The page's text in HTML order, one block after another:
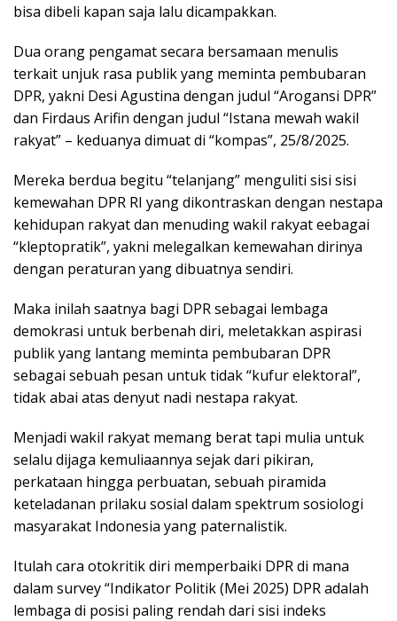
bisa dibeli kapan saja lalu dicampakkan.
Dua orang pengamat secara bersamaan menulis
terkait unjuk rasa publik yang meminta pembubaran
DPR, yakni Desi Agustina dengan judul “Arogansi DPR”
dan Firdaus Arifin dengan judul “Istana mewah wakil
rakyat” – keduanya dimuat di “kompas”, 25/8/2025.
Mereka berdua begitu “telanjang” menguliti sisi sisi
kemewahan DPR RI yang dikontraskan dengan nestapa
kehidupan rakyat dan menuding wakil rakyat eebagai
“kleptopratik”, yakni melegalkan kemewahan dirinya
dengan peraturan yang dibuatnya sendiri.
Maka inilah saatnya bagi DPR sebagai lembaga
demokrasi untuk berbenah diri, meletakkan aspirasi
publik yang lantang meminta pembubaran DPR
sebagai sebuah pesan untuk tidak “kufur elektoral”,
tidak abai atas denyut nadi nestapa rakyat.
Menjadi wakil rakyat memang berat tapi mulia untuk
selalu dijaga kemuliaannya sejak dari pikiran,
perkataan hingga perbuatan, sebuah piramida
keteladanan prilaku sosial dalam spektrum sosiologi
masyarakat Indonesia yang paternalistik.
Itulah cara otokritik diri memperbaiki DPR di mana
dalam survey “Indikator Politik (Mei 2025) DPR adalah
lembaga di posisi paling rendah dari sisi indeks